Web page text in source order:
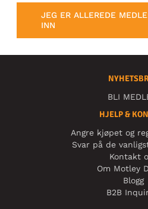
JEG ER ALLEREDE
INN
BLI
HJELP &
Angre kjøpet og
Svar på de
Kontakt
Om Motley
Blogg
B2B